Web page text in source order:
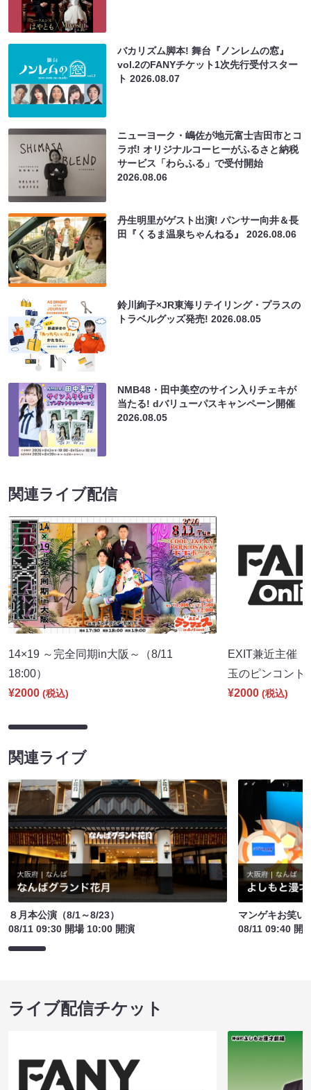
バカリズム脚本! 舞台『ノンレムの窓』
vol.2のFANYチケット1次先行受付スター
ト2026.08.07
ニューヨーク・嶋佐が地元富士吉田市とコ
ラボ! オリジナルコーヒーがふるさと納税
サービス「わらふる」で受付開始
2026.08.06
丹生明里がゲスト出演! パンサー向井＆長
田『くるま温泉ちゃんねる』2026.08.06
鈴川絢子×JR東海リテイリング・プラスの
トラベルグッズ発売!2026.08.05
NMB48・田中美空のサイン入りチェキが
当たる! dバリューパスキャンペーン開催
2026.08.05
関連ライブ配信
14×19 ～完全同期in大阪～（8/11
18:00）
¥2000 (税込)
EXIT兼近主催
玉のピンコン
¥2000 (税込)
関連ライブ
８月本公演（8/1～8/23）
08/11 09:30 開場 10:00 開演
マンゲキお笑い
08/11 09:40 開
ライブ配信チケット